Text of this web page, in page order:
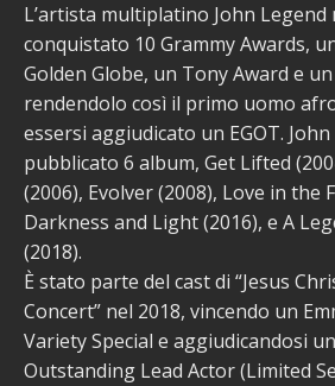
L’artista multiplatino John Legend
conquistato 10 Grammy Awards,
Golden Globe, un Tony Award e
rendendolo così il primo uomo
essersi aggiudicato un EGOT.
pubblicato 6 album, Get Lifted
(2006), Evolver (2008), Love in the
Darkness and Light (2016), e A
(2018).
È stato parte del cast di “Jesus
Concert” nel 2018, vincendo un
Variety Special e aggiudicandosi
Outstanding Lead Actor (Limited